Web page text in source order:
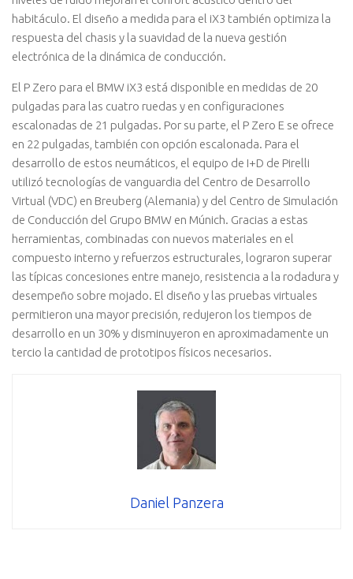
habitáculo. El diseño a medida para el iX3 también optimiza la
respuesta del chasis y la suavidad de la nueva gestión
electrónica de la dinámica de conducción.
El P Zero para el BMW iX3 está disponible en medidas de 20
pulgadas para las cuatro ruedas y en configuraciones
escalonadas de 21 pulgadas. Por su parte, el P Zero E se ofrece
en 22 pulgadas, también con opción escalonada. Para el
desarrollo de estos neumáticos, el equipo de I+D de Pirelli
utilizó tecnologías de vanguardia del Centro de Desarrollo
Virtual (VDC) en Breuberg (Alemania) y del Centro de Simulación
de Conducción del Grupo BMW en Múnich. Gracias a estas
herramientas, combinadas con nuevos materiales en el
compuesto interno y refuerzos estructurales, lograron superar
las típicas concesiones entre manejo, resistencia a la rodadura y
desempeño sobre mojado. El diseño y las pruebas virtuales
permitieron una mayor precisión, redujeron los tiempos de
desarrollo en un 30% y disminuyeron en aproximadamente un
tercio la cantidad de prototipos físicos necesarios.
Daniel Panzera